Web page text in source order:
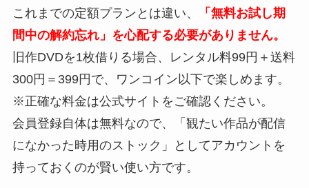
これまでの定額プランとは違い、
「無料お試し期
間中の解約忘れ」を心配する必要がありません。
旧作DVDを1枚借りる場合、レンタル料99円＋送料
300円＝399円で、ワンコイン以下で楽しめます。
※正確な料金は公式サイトをご確認ください。
会員登録自体は無料なので、「観たい作品が配信
になかった時用のストック」としてアカウントを
持っておくのが賢い使い方です。